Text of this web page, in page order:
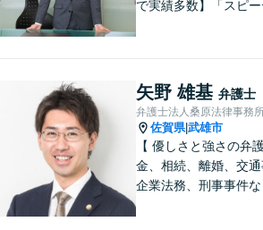
で実績多数】「スピー
合わせながらどのよ
が望ましいのかを共に
す。ぜひお気軽にご相
さい！【プライバシー
矢野 雄基 弁護士
弁護士法人桑原法律事務
佐賀県|武雄市
【 優しさと強さの弁
金、相続、離婚、交通
企業法務、刑事事件な